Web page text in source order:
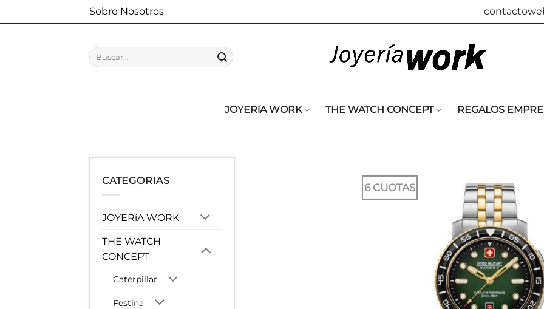
al
Sobre Nosotros
Buscar
por:
JOYERíA WORK THE WATCH CONCEPT REGALOS
CATEGORIAS
JOYERíA WORK
THE WATCH
CONCEPT
Caterpillar
Festina
6 CUOTAS